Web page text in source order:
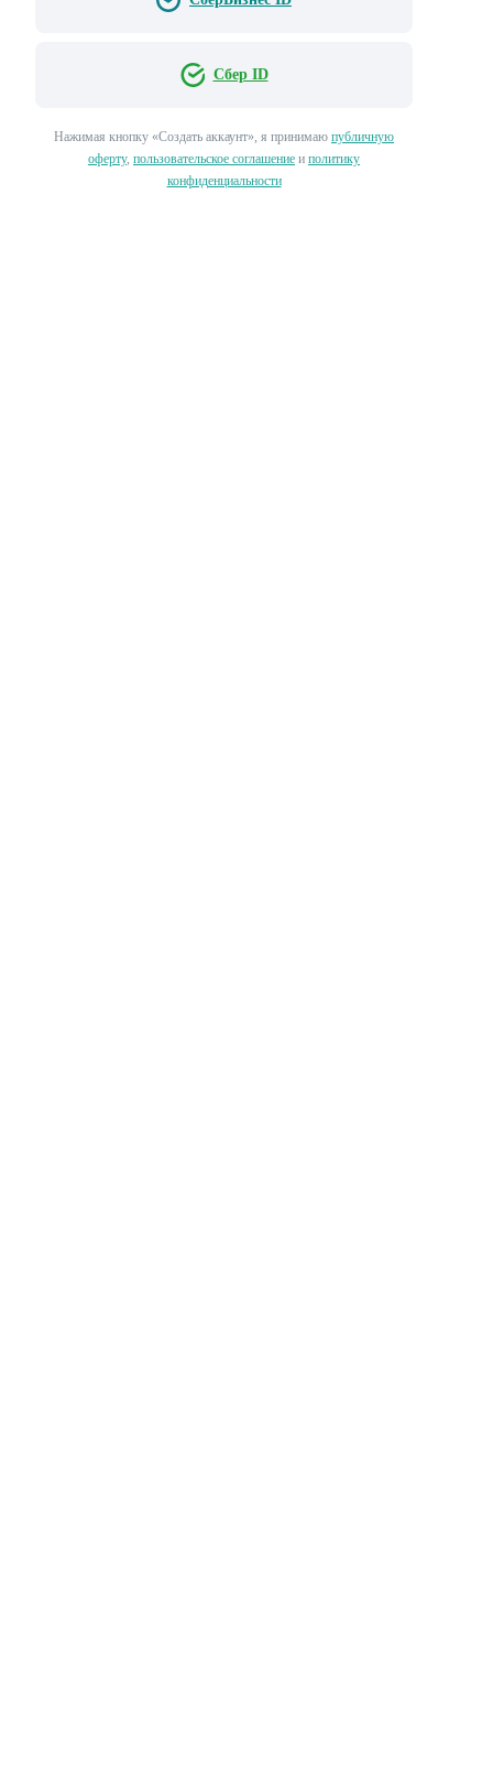
Сбер ID
Нажимая кнопку «‎Создать аккаунт»‎, я принимаю публичную
оферту, пользовательское соглашение и политику
конфиденциальности